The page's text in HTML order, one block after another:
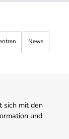
News
sich mit den
und